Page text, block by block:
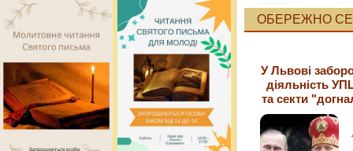
ОБЕРЕЖНО
У Львові
діяльність
та секти